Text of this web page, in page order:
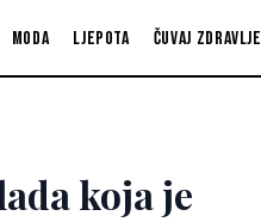
Moda Ljepota Čuvaj zdravlje
koja je